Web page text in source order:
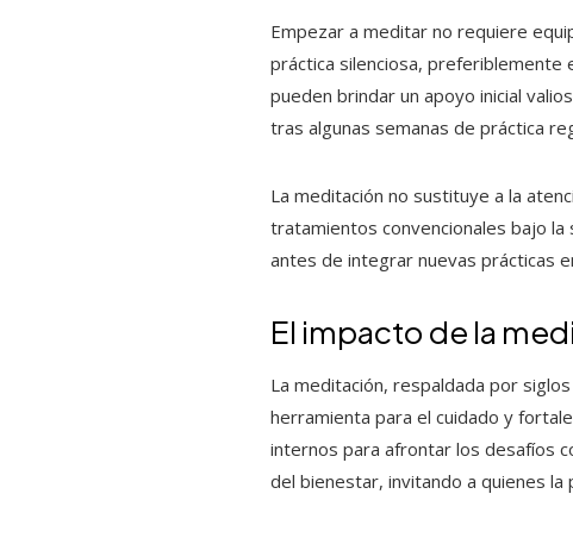
Empezar a meditar no requiere
práctica silenciosa, preferiblemente
pueden brindar un apoyo inicial
tras algunas semanas de práctica
La meditación no sustituye a la
tratamientos convencionales bajo
antes de integrar nuevas prácticas
El impacto de la
La meditación, respaldada por
herramienta para el cuidado y
internos para afrontar los desafíos
del bienestar, invitando a quienes